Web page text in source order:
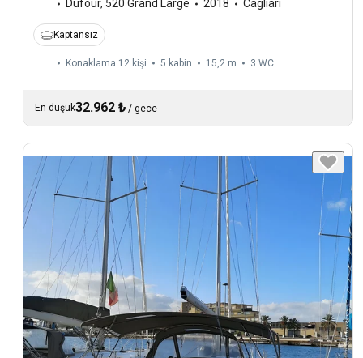
Dufour, 520 Grand Large 2018 Cagliari
Kaptansız
Konaklama 12 kişi 5 kabin 15,2 m 3 WC
En düşük32.962 ₺ / gece